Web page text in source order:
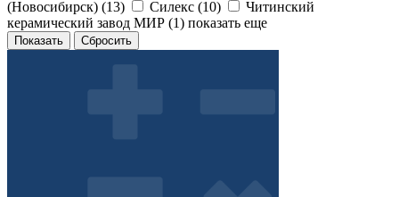
(Новосибирск) (13) Силекс (10)
Читинский
керамический завод МИР (1) показать еще